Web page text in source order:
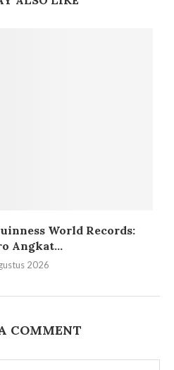
World Records:
Angkat...
2026
COMMENT